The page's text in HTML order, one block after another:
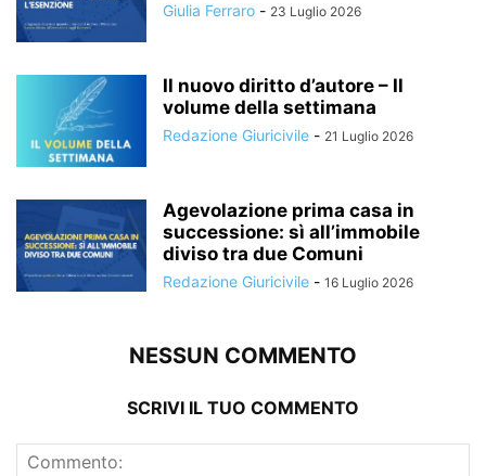
Giulia Ferraro - 23 Luglio 2026
Il nuovo diritto d’autore – Il
volume della settimana
Redazione Giuricivile - 21 Luglio 2026
Agevolazione prima casa in
successione: sì all’immobile
diviso tra due Comuni
Redazione Giuricivile - 16 Luglio 2026
NESSUN COMMENTO
SCRIVI IL TUO COMMENTO